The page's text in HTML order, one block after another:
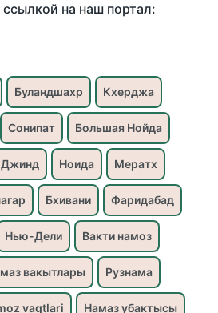
на наш портал:
Буландшахр Кхерджа
Сонипат Большая Нойда
Джинд Ноида Мератх
Бхивани Фаридабад
Нью-Дели Вакти намоз
вакытлары Рузнама
vaqtlari Намаз убактысы